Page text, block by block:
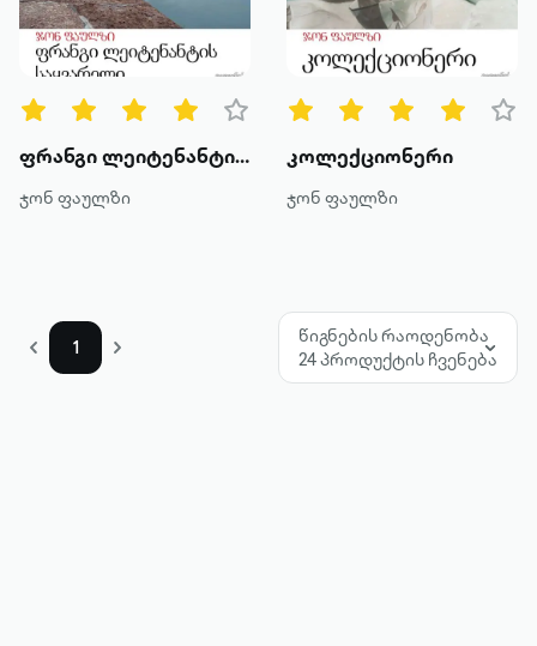
წიგნის ტიპები
ყველა
ტექსტური
ხმოვანი
მოთხრობა
რომანი
ფრანგი ლეიტენანტის საყვარელი
ჯონ ფაულზი
კოლექციონერი
ჯონ ფაულზი
1
წიგნების რაოდენობა
24 პროდუქტის ჩვენება